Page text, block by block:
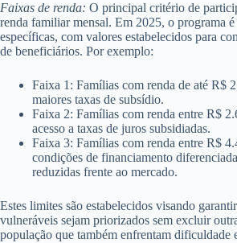
Faixas de renda: O principal critério de
renda familiar mensal. Em 2025, o programa
específicas, com valores estabelecidos para
de beneficiários. Por exemplo:
Faixa 1: Famílias com renda de até R$
maiores taxas de subsídio.
Faixa 2: Famílias com renda entre R$
acesso a taxas de juros subsidiadas.
Faixa 3: Famílias com renda entre R$
condições de financiamento
reduzidas frente ao mercado.
Estes limites são estabelecidos visando
vulneráveis sejam priorizados sem excluir
população que também enfrentam dificuldade